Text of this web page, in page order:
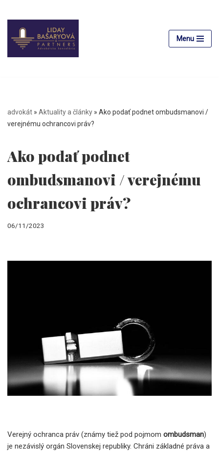
Preskočiť
na
obsah
Menu
advokát » Aktuality a články » Ako podať podnet ombudsmanovi /
verejnému ochrancovi práv?
Ako podať podnet
ombudsmanovi / verejnému
ochrancovi práv?
06/11/2023
Verejný ochranca práv (známy tiež pod pojmom ombudsman)
je nezávislý orgán Slovenskej republiky. Chráni základné práva a